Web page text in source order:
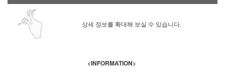
상세 정보를 확대해 보실 수 있습니다.
<INFORMATION>